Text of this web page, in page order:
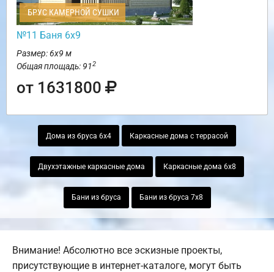
БРУС КАМЕРНОЙ СУШКИ
№11 Баня 6х9
Размер: 6х9 м
Общая площадь: 912
от 1631800
Дома из бруса 6х4 Каркасные дома с террасой
Двухэтажные каркасные дома Каркасные дома 6х8
Бани из бруса Бани из бруса 7х8
Внимание! Абсолютно все эскизные проекты,
присутствующие в интернет-каталоге, могут быть